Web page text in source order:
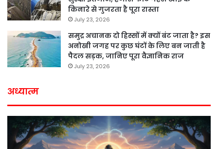
किनारे से गुजरता है पूरा रास्ता
July 23, 2026
समुद्र अचानक दो हिस्सों में क्यों बंट जाता है? इस
अनोखी जगह पर कुछ घंटों के लिए बन जाती है
पैदल सड़क, जानिए पूरा वैज्ञानिक राज
July 23, 2026
अध्यात्म